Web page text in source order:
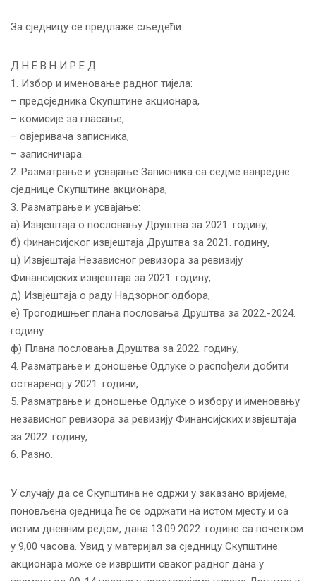
За сједницу се предлаже сљедећи
Д Н Е В Н И Р Е Д
1. Избор и именовање радног тијела:
– предсједника Скупштине акционара,
– комисије за гласање,
– овјеривача записника,
– записничара.
2. Разматрање и усвајање Записника са седме ванредне
сједнице Скупштине акционара,
3. Разматрање и усвајање:
а) Извјештаја о пословању Друштва за 2021. годину,
б) Финансијског извјештаја Друштва за 2021. годину,
ц) Извјештаја Независног ревизора за ревизију
Финансијских извјештаја за 2021. годину,
д) Извјештаја о раду Надзорног одбора,
е) Трогодишњег плана пословања Друштва за 2022.-2024.
годину.
ф) Плана пословања Друштва за 2022. годину,
4. Разматрање и доношење Одлуке о распођели добити
оствареној у 2021. години,
5. Разматрање и доношење Одлуке о избору и именовању
независног ревизора за ревизију Финансијских извјештаја
за 2022. годину,
6. Разно.
У случају да се Скупштина не одржи у заказано вријеме,
поновљена сједница ће се одржати на истом мјесту и са
истим дневним редом, дана 13.09.2022. године са почетком
у 9,00 часова. Увид у материјал за сједницу Скупштине
акционара може се извршити сваког радног дана у